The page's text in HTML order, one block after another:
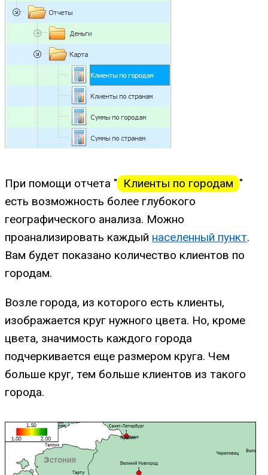
При помощи отчета " Клиенты по городам "
есть возможность более глубокого
географического анализа. Можно
проанализировать каждый населенный пункт.
Вам будет показано количество клиентов по
городам.
Возле города, из которого есть клиенты,
изображается круг нужного цвета. Но, кроме
цвета, значимость каждого города
подчеркивается еще размером круга. Чем
больше круг, тем больше клиентов из такого
города.